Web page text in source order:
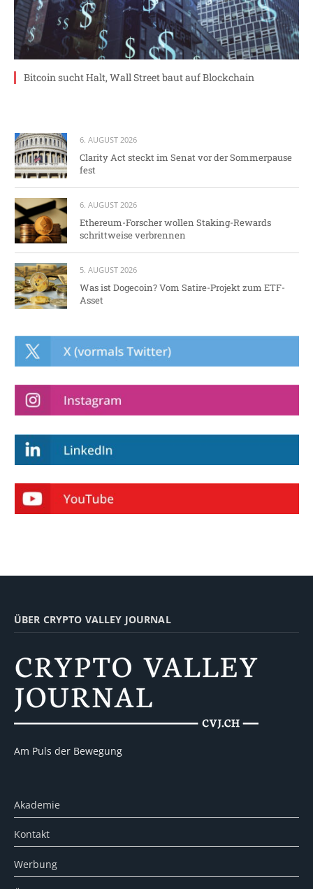
Bitcoin sucht Halt, Wall Street baut auf Blockchain
6. AUGUST 2026
Clarity Act steckt im Senat vor der Sommerpause
fest
6. AUGUST 2026
Ethereum-Forscher wollen Staking-Rewards
schrittweise verbrennen
5. AUGUST 2026
Was ist Dogecoin? Vom Satire-Projekt zum ETF-
Asset
ÜBER CRYPTO VALLEY JOURNAL
Am Puls der Bewegung
Akademie
Kontakt
Werbung